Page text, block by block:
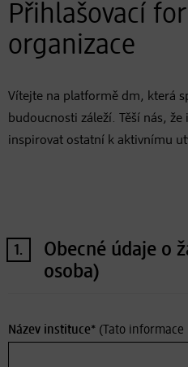
Přihlašovací
organizace
Vítejte na platformě dm, která
budoucnosti záleží. Těší nás,
inspirovat ostatní k aktivnímu
1.
Obecné údaje o
osoba)
Název instituce* (Tato